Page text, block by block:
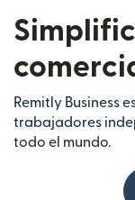
Remitly Business
trabajadores
todo el mundo.